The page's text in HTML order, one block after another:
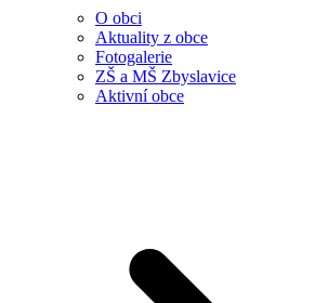
O obci
Aktuality z obce
Fotogalerie
ZŠ a MŠ Zbyslavice
Aktivní obce